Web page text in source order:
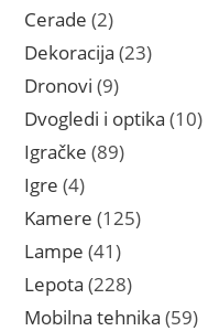
Cerade 22
proizvoda
Dekoracija 2323
Dronovi 99
proizvoda
Dvogledi i optika 1010
Igračke 8989
Igre 44
proizvoda
Kamere 125125
Lampe 4141
proizvod
Lepota 228228
proizvoda
Mobilna tehnika 5959